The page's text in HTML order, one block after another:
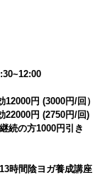
円 (3000円/回）
22000円 (2750円/回)
続の方1000円引き
時間陰ヨガ養成講座